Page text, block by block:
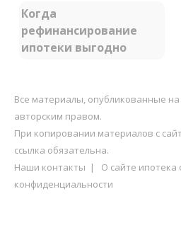
Когда
рефинансирование
ипотеки выгодно
Все материалы, опубликованные
авторским правом.
При копировании материалов с
ссылка обязательна.
Наши контакты | О сайте ипотека
конфиденциальности